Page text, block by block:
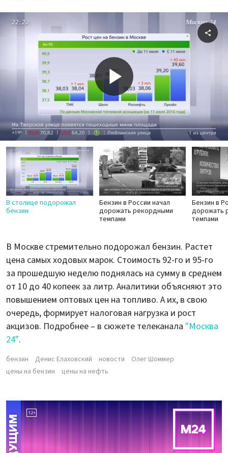
Play
Video
В столице подорожал
бензин
Бензин в России начал
дорожать рекордными
темпами
Бензин в
дорожать
темпами
В Москве стремительно подорожал бензин. Растет
цена самых ходовых марок. Стоимость 92-го и 95-го
за прошедшую неделю поднялась на сумму в среднем
от 10 до 40 копеек за литр. Аналитики объясняют это
повышением оптовых цен на топливо. А их, в свою
очередь, формирует налоговая нагрузка и рост
акцизов. Подробнее – в сюжете телеканала "Москва
24".
бензин Денис Елаховский новости
Олег Шоммер
цены на бензин
цены на нефть